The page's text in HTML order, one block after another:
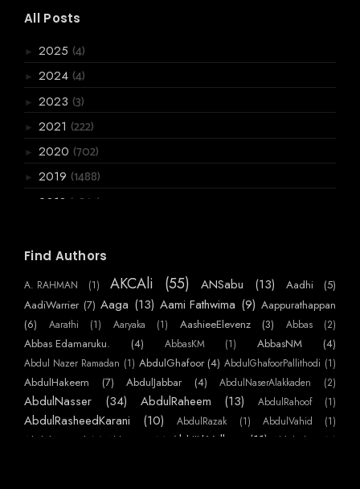
All Posts
► 2025 (4)
► 2024 (4)
► 2023 (3)
► 2021 (222)
► 2020 (702)
► 2019 (1488)
2018 (3867)
► November
(199)
► September(361)
►August(275)
▼ July(357)
വില
ചാറ്റൽമഴപോലൊരുവൾ...
പ്രാക്ക്.....
Find Authors
A. RAHMAN (1) AKCAli (55) ANSabu (13) Aadhi
(5)
AadiWarrier (7) Aaga (13) Aami Fathwima (9) Aappurathappan
(6)
Aarathi (1) Aaryaka (1) AashieeElevenz (3) Abbas (2)
Abbas Edamaruku. (4) AbbasKM (1) AbbasNM (4)
Abdul Nazer Ramadan (1) AbdulGhafoor (4) AbdulGhafoorPallithodi (1)
AbdulHakeem (7) AbdulJabbar (4) AbdulNaserAlakkaden (2)
AbdulNasser (34) AbdulRaheem (13) AbdulRahoof (1)
AbdulRasheedKarani (10) AbdulRazak (1) AbdulVahid (1)
Abdulmajeed (7) AbhiKattor (1) AbhijithVelloor (11) AbhilashKP
(1)